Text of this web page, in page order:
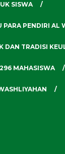
SISWA
PARA PENDIRI AL
DAN TRADISI
MAHASISWA